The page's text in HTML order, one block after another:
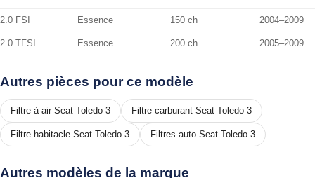
2.0 FSI Essence 150 ch 2004–2009
2.0 TFSI Essence 200 ch 2005–2009
Autres pièces pour ce modèle
Filtre à air Seat Toledo 3 Filtre carburant Seat Toledo 3
Filtre habitacle Seat Toledo 3 Filtres auto Seat Toledo 3
Autres modèles de la marque